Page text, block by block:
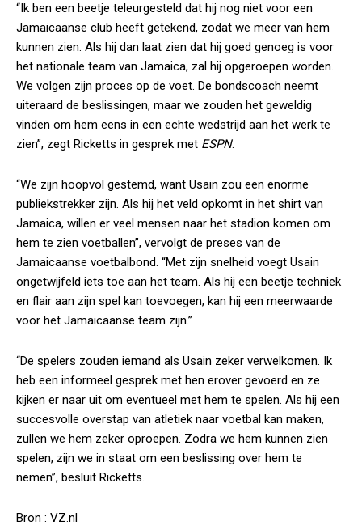
“Ik ben een beetje teleurgesteld dat hij nog niet voor een
Jamaicaanse club heeft getekend, zodat we meer van hem
kunnen zien. Als hij dan laat zien dat hij goed genoeg is voor
het nationale team van Jamaica, zal hij opgeroepen worden.
We volgen zijn proces op de voet. De bondscoach neemt
uiteraard de beslissingen, maar we zouden het geweldig
vinden om hem eens in een echte wedstrijd aan het werk te
zien”, zegt Ricketts in gesprek met ESPN.
“We zijn hoopvol gestemd, want Usain zou een enorme
publiekstrekker zijn. Als hij het veld opkomt in het shirt van
Jamaica, willen er veel mensen naar het stadion komen om
hem te zien voetballen”, vervolgt de preses van de
Jamaicaanse voetbalbond. “Met zijn snelheid voegt Usain
ongetwijfeld iets toe aan het team. Als hij een beetje techniek
en flair aan zijn spel kan toevoegen, kan hij een meerwaarde
voor het Jamaicaanse team zijn.”
“De spelers zouden iemand als Usain zeker verwelkomen. Ik
heb een informeel gesprek met hen erover gevoerd en ze
kijken er naar uit om eventueel met hem te spelen. Als hij een
succesvolle overstap van atletiek naar voetbal kan maken,
zullen we hem zeker oproepen. Zodra we hem kunnen zien
spelen, zijn we in staat om een beslissing over hem te
nemen”, besluit Ricketts.
Bron : VZ.nl